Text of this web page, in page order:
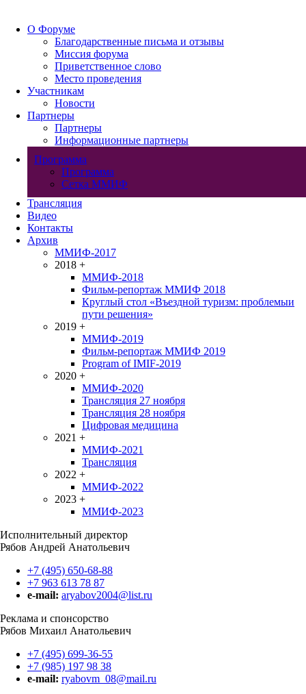
О Форуме
Благодарственные письма и отзывы
Миссия форума
Приветственное слово
Место проведения
Участникам
Новости
Партнеры
Партнеры
Информационные партнеры
Программа
Программа
Сетка ММИФ
Трансляция
Видео
Контакты
Архив
ММИФ-2017
2018 +
ММИФ-2018
Фильм-репортаж ММИФ 2018
Круглый стол «Въездной туризм: проблемыи
пути решения»
2019 +
ММИФ-2019
Фильм-репортаж ММИФ 2019
Program of IMIF-2019
2020 +
ММИФ-2020
Трансляция 27 ноября
Трансляция 28 ноября
Цифровая медицина
2021 +
ММИФ-2021
Трансляция
2022 +
ММИФ-2022
2023 +
ММИФ-2023
Исполнительный директор
Рябов Андрей Анатольевич
+7 (495) 650-68-88
+7 963 613 78 87
e-mail: aryabov2004@list.ru
Реклама и спонсорство
Рябов Михаил Анатольевич
+7 (495) 699-36-55
+7 (985) 197 98 38
e-mail: ryabovm_08@mail.ru